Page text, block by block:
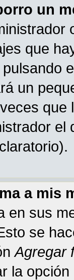
un
que
pulsando
un
a mis
en sus
se
Agregar
la